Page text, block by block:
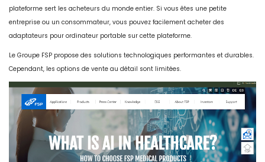
plateforme sert les acheteurs du monde entier. Si vous êtes une petite
entreprise ou un consommateur, vous pouvez facilement acheter des
adaptateurs pour ordinateur portable sur cette plateforme.
Le Groupe FSP propose des solutions technologiques performantes et durables.
Cependant, les options de vente au détail sont limitées.